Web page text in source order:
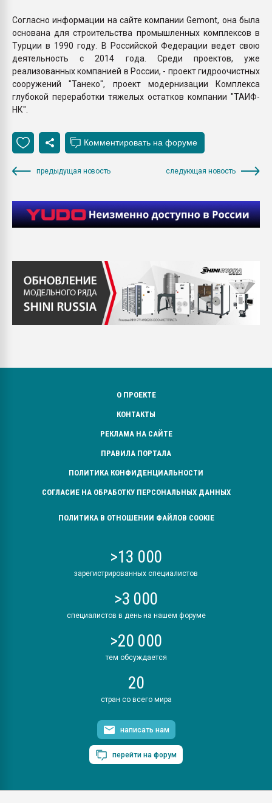
Согласно информации на сайте компании Gemont, она была
основана для строительства промышленных комплексов в
Турции в 1990 году. В Российской Федерации ведет свою
деятельность с 2014 года. Среди проектов, уже
реализованных компанией в России, - проект гидроочистных
сооружений "Танеко", проект модернизации Комплекса
глубокой переработки тяжелых остатков компании "ТАИФ-
НК".
предыдущая новость следующая новость
О ПРОЕКТЕ
КОНТАКТЫ
РЕКЛАМА НА САЙТЕ
ПРАВИЛА ПОРТАЛА
ПОЛИТИКА КОНФИДЕНЦИАЛЬНОСТИ
СОГЛАСИЕ НА ОБРАБОТКУ ПЕРСОНАЛЬНЫХ ДАННЫХ
ПОЛИТИКА В ОТНОШЕНИИ ФАЙЛОВ COOKIE
>13 000
зарегистрированных специалистов
>3 000
специалистов в день на нашем форуме
>20 000
тем обсуждается
20
стран со всего мира
написать нам
перейти на форум